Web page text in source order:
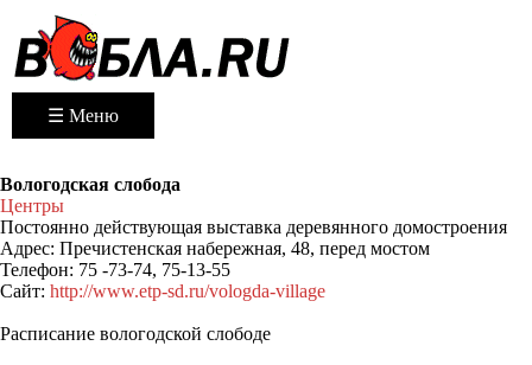
☰ Меню
Вологодская слобода
Центры
Постоянно действующая выставка деревянного домостроения
Адрес: Пречистенская набережная, 48, перед мостом
Телефон: 75 -73-74, 75-13-55
Сайт: http://www.etp-sd.ru/vologda-village
Расписание вологодской слободе